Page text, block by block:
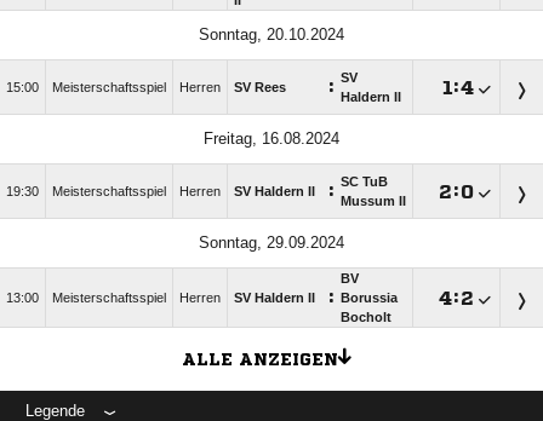
Sonntag, 20.10.2024
15:00 Meisterschaftsspiel Herren SV Rees : SV
Haldern II
:
Freitag, 16.08.2024
19:30 Meisterschaftsspiel Herren SV Haldern II : SC TuB
Mussum II
:
Sonntag, 29.09.2024
13:00 Meisterschaftsspiel Herren SV Haldern II :
BV
Borussia
Bocholt
:
ALLE ANZEIGEN
Legende